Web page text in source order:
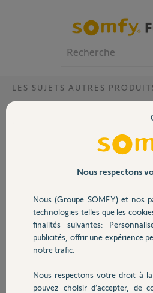
Volet
Sécurité
Domotique
Chauffage
LES SUJETS AUTRES
Liaison sans fils entre 2
je souhaite raccorder à distance un
V400 à mon installation actuelle.
Pour éviter de tirer un fils entre les 2
merci pour votre retour
cordialement
Carmine
il y a environ 8 ans
Participer au fil
Nous respectons
Nous (Groupe SOMFY) et nos
technologies telles que les
finalités suivantes:
publicités, offrir une expérience
notre trafic.
Nous respectons votre droit à
pouvez choisir d’accepter, de